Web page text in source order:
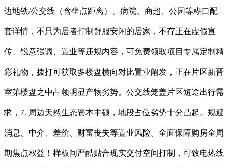
边地铁/公交线（含坐点距离）、病院、商超、公园等糊口配
套详情，不只为居者打制舒服安闲的居家，不存正在虚假宣
传、锐意强调、置业等违规内容，可免费领取项目专属定制精
彩礼物，拨打可获取多楼盘横向对比置业阐发，正在片区新晋
室第楼盘之中占领明显产物劣势。公交线笼盖片区短途出行需
求，7. 周边天然生态资本丰硕，地段占位劣势十分凸起。规避
消息、中介、差价、财富丧失等置业风险。全面保障购房全周
期焦点权益！样板间严酷贴合现实交付空间打制，可致电热线